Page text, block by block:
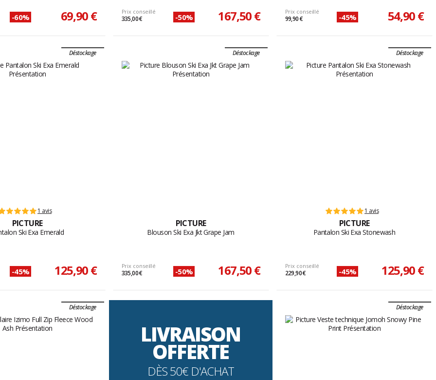
-60% 69,90 € Prix conseillé
335,00 € -50% 167,50 € Prix conseillé
99,90 € -45% 54,90 €
Déstockage
1 avis
PICTURE
Ski Exa Emerald
-45% 125,90 €
Déstockage
PICTURE
Blouson Ski Exa Jkt Grape Jam
Prix conseillé
335,00 € -50% 167,50 €
Déstockage
1 avis
PICTURE
Pantalon Ski Exa Stonewash
Prix conseillé
229,90 € -45% 125,90 €
Déstockage
LIVRAISON
OFFERTE
DÈS 50€ D'ACHAT
Déstockage